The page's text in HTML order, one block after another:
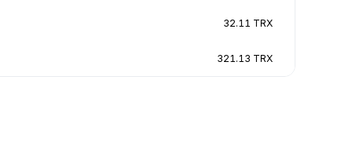
32.11 TRX
321.13 TRX